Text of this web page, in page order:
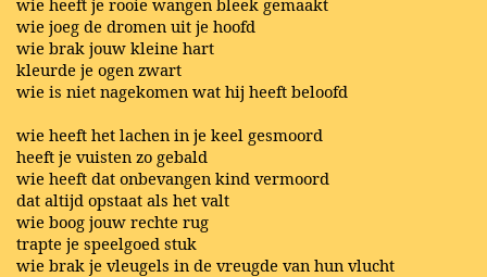
wie heeft je rooie wangen bleek gemaakt
wie joeg de dromen uit je hoofd
wie brak jouw kleine hart
kleurde je ogen zwart
wie is niet nagekomen wat hij heeft beloofd
wie heeft het lachen in je keel gesmoord
heeft je vuisten zo gebald
wie heeft dat onbevangen kind vermoord
dat altijd opstaat als het valt
wie boog jouw rechte rug
trapte je speelgoed stuk
wie brak je vleugels in de vreugde van hun vlucht